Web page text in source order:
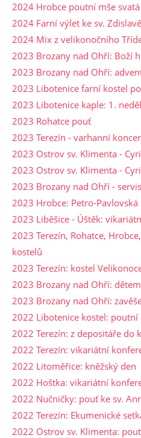
2024 Hrobce poutní mše svatá
2024 Farní výlet ke sv. Zdislavě
2024 Mix z velikonočního
2023 Brozany nad Ohří: Boží
2023 Brozany nad Ohří:
2023 Libotenice farní kostel
2023 Libotenice kaple: 1.
2023 Rohatce pouť
2023 Terezín - varhanní
2023 Ostrov sv. Klimenta -
2023 Ostrov sv. Klimenta -
2023 Brozany nad Ohří -
2023 Hrobce: Petro-
2023 Liběšice - Úštěk:
2023 Terezín, Rohatce,
kostelů
2023 Terezín: kostel
2023 Brozany nad Ohří:
2023 Brozany nad Ohří:
2022 Libotenice kostel: poutní
2022 Terezín: z depositáře do
2022 Terezín: vikariátní
2022 Litoměřice: kněžský den
2022 Hoštka: vikariátní
2022 Nučničky: pouť ke sv.
2022 Terezín: Ekumenické
2022 Ostrov sv. Klimenta: